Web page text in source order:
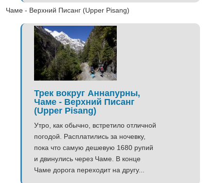
Чаме - Верхний Писанг (Upper Pisang)
Трек вокруг Аннапурны,
Чаме - Верхний Писанг
(Upper Pisang)
Утро, как обычно, встретило отличной
погодой. Расплатились за ночевку,
пока что самую дешевую 1680 рупий
и двинулись через Чаме. В конце
Чаме дорога переходит на другу...